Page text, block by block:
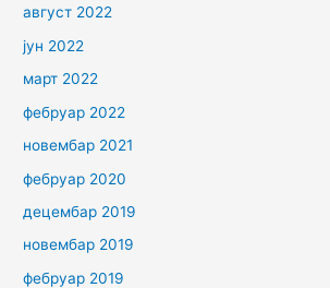
август 2022
јун 2022
март 2022
фебруар 2022
новембар 2021
фебруар 2020
децембар 2019
новембар 2019
фебруар 2019